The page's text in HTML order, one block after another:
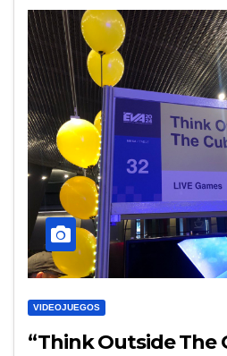
VIDEOJUEGOS
“Think Outside The